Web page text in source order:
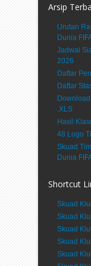
Arsip
Urutan
Dunia
Jadwal
2026
Daftar
Daftar
.XLS
Hasil
48 Logo
Skuad
Dunia
Shortcut
Skuad
Skuad
Skuad
Skuad
Skuad